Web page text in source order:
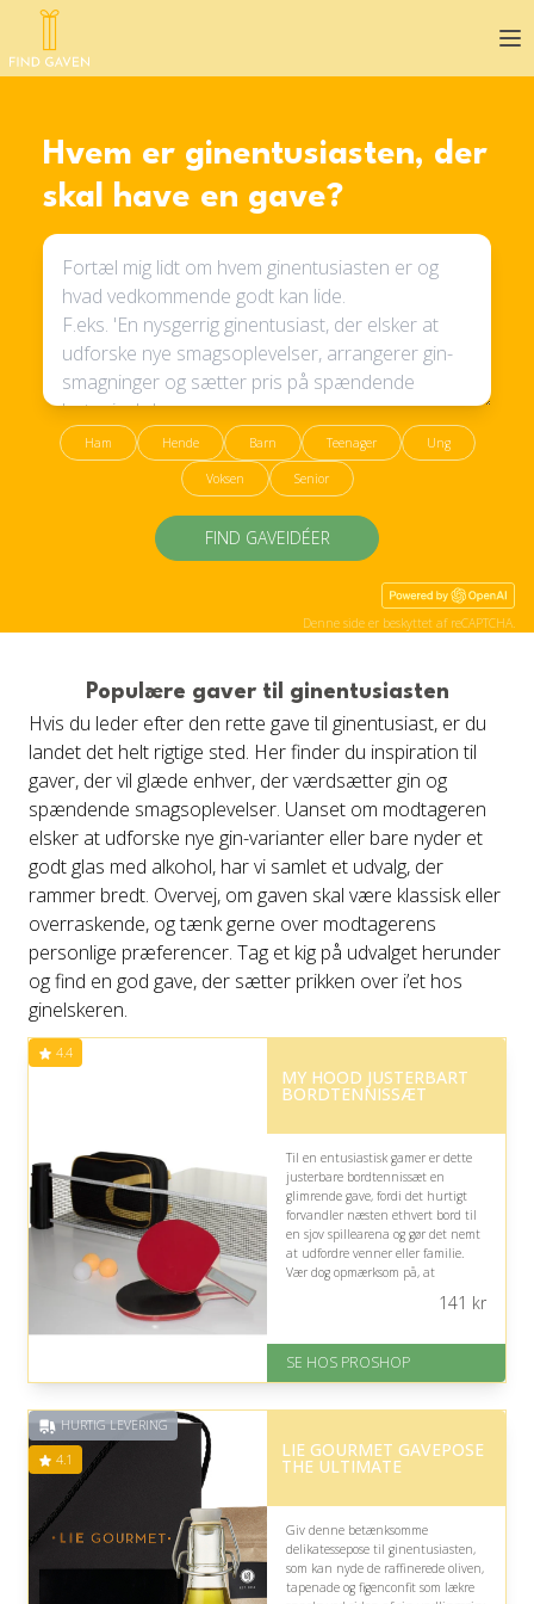
Hvem er ginentusiasten, der
skal have en gave?
Ham Hende Barn Teenager Ung
Voksen Senior
FIND GAVEIDÉER
Denne side er beskyttet af reCAPTCHA.
Populære gaver til ginentusiasten
Hvis du leder efter den rette gave til ginentusiast, er du
landet det helt rigtige sted. Her finder du inspiration til
gaver, der vil glæde enhver, der værdsætter gin og
spændende smagsoplevelser. Uanset om modtageren
elsker at udforske nye gin-varianter eller bare nyder et
godt glas med alkohol, har vi samlet et udvalg, der
rammer bredt. Overvej, om gaven skal være klassisk eller
overraskende, og tænk gerne over modtagerens
personlige præferencer. Tag et kig på udvalget herunder
og find en god gave, der sætter prikken over i’et hos
ginelskeren.
4.4
MY HOOD JUSTERBART
BORDTENNISSÆT
Til en entusiastisk gamer er dette
justerbare bordtennissæt en
glimrende gave, fordi det hurtigt
forvandler næsten ethvert bord til
en sjov spillearena og gør det nemt
at udfordre venner eller familie.
Vær dog opmærksom på, at
På lager
Levering: 2-12 hverdage
på 4.4 ud af 5
141 kr
SE HOS PROSHOP
HURTIG LEVERING
4.1 LIE GOURMET GAVEPOSE
THE ULTIMATE
Giv denne betænksomme
delikatessepose til ginentusiasten,
som kan nyde de raffinerede oliven,
tapenade og figenconfit som lækre